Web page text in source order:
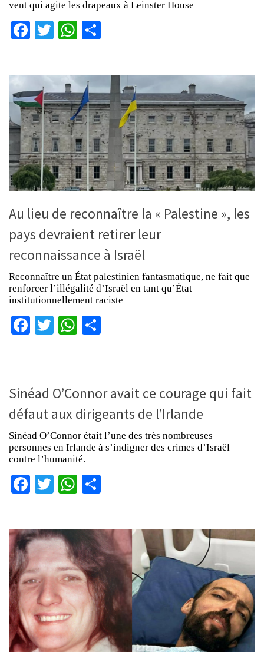
vent qui agite les drapeaux à Leinster House
Facebook
TwitterWhatsApp
Au lieu de reconnaître la « Palestine », les
pays devraient retirer leur
reconnaissance à Israël
Reconnaître un État palestinien fantasmatique, ne fait que
renforcer l’illégalité d’Israël en tant qu’État
institutionnellement raciste
Facebook
TwitterWhatsApp
Sinéad O’Connor avait ce courage qui fait
défaut aux dirigeants de l’Irlande
Sinéad O’Connor était l’une des très nombreuses
personnes en Irlande à s’indigner des crimes d’Israël
contre l’humanité.
Facebook
TwitterWhatsApp